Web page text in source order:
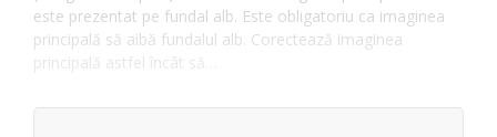
este prezentat pe fundal alb. Este obligatoriu ca imaginea
principală să aibă fundalul alb. Corectează imaginea
principală astfel încât să…